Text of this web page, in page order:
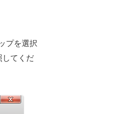
プを選択
してくだ